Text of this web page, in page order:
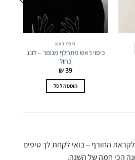
כיסוי ראש
כיסוי ראש מתחלף מנומר – לונג
כחול
₪39
הוספה לסל
החורף – בואי לקחת לך טיפים
הכי חמה של השנה.